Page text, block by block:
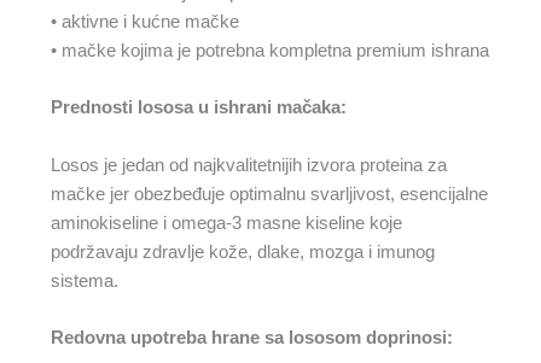
• aktivne i kućne mačke
• mačke kojima je potrebna kompletna premium ishrana
Prednosti lososa u ishrani mačaka:
Losos je jedan od najkvalitetnijih izvora proteina za
mačke jer obezbeđuje optimalnu svarljivost, esencijalne
aminokiseline i omega-3 masne kiseline koje
podržavaju zdravlje kože, dlake, mozga i imunog
sistema.
Redovna upotreba hrane sa lososom doprinosi: